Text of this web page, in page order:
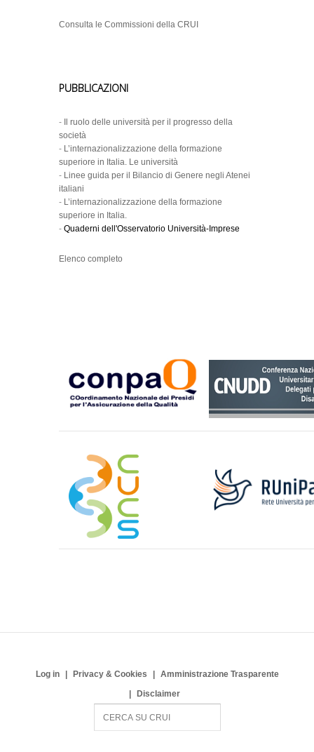
Consulta le Commissioni della CRUI
PUBBLICAZIONI
-
Il ruolo delle università per il progresso della
società
- L’internazionalizzazione della formazione
superiore in Italia. Le università
- Linee guida per il Bilancio di Genere negli Atenei
italiani
- L’internazionalizzazione della formazione
superiore in Italia.
- Quaderni dell'Osservatorio Università-Imprese
Elenco completo
Log in Privacy & Cookies
Amministrazione Trasparente
Disclaimer